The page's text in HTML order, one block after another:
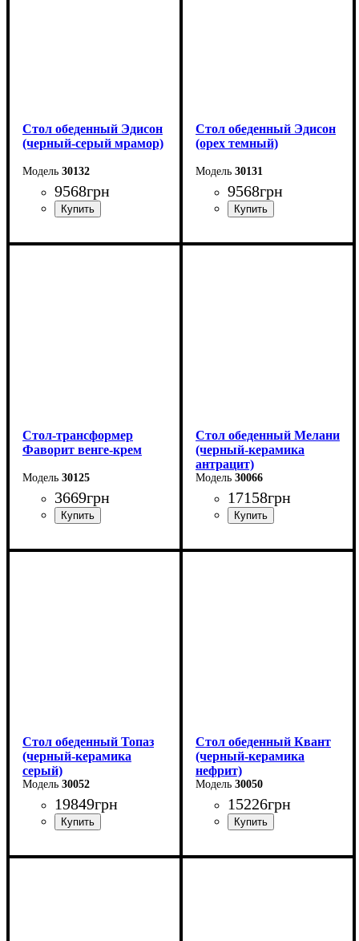
Стол обеденный Эдисон
(черный-серый мрамор)
30132
9568грн
Длина - 120 (+40) см
Стол обеденный Эдисон
(орех темный)
30131
9568грн
Длина - 120 (+40) см
Стол-трансформер
Фаворит венге-крем
30125
3669грн
Длина: 81,5 (+81,5) см
Стол обеденный Мелани
(черный-керамика
антрацит)
30066
17158грн
Длина - 140 (+60) см
Стол обеденный Топаз
(черный-керамика
серый)
30052
19849грн
Длина - 180 (+80) см
Стол обеденный Квант
(черный-керамика
нефрит)
30050
15226грн
Длина - 160 (+60) см